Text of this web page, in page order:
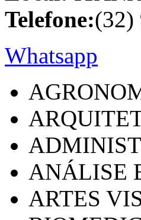
Telefone:(32)
Whatsapp
ANÁLISE
ARTES